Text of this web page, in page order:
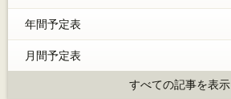
年間予定表
月間予定表
すべての記事を表示